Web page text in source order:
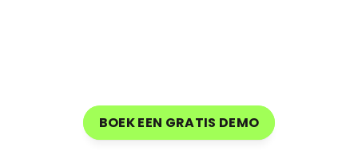
CreationHub'son-boardingteam
BOEK EEN GRATIS DEMO
BOEK EEN GRATIS DEMO